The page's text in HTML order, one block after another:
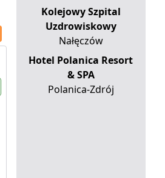
Kolejowy Szpital
Uzdrowiskowy
Nałęczów
Hotel Polanica Resort
& SPA
Polanica-Zdrój